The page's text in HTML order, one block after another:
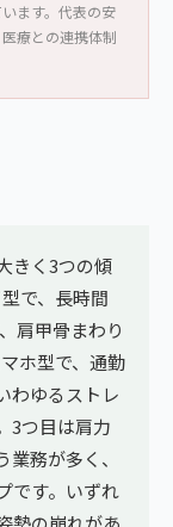
ます。代表の安
療との連携体制
きく3つの傾
で、長時間
肩甲骨まわり
ホ型で、通勤
わゆるストレ
3つ目は肩力
務が多く、
です。いずれ